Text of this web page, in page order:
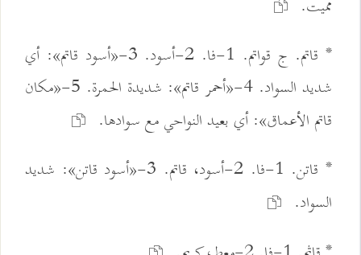
مميت.
* قاتم. ج قواتم. 1-فا. 2-أسود. 3-«أسود قاتم»: أي
شديد السواد. 4-«أحمر قاتم»: شديدة الحمرة. 5-«مكان
قاتم الأعماق»: أي بعيد النواحي مع سوادها.
* قاتن. 1-فا. 2-أسود، قاتم. 3-«أسود قاتن»: شديد
السواد.